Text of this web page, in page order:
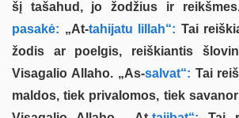
šį tašahud, jo žodžius ir
pasakė: „At-tahijatu lillah“: Tai
žodis ar poelgis, reiškiantis
Visagalio Allaho. „As-salvat“: Tai
maldos, tiek privalomos, tiek